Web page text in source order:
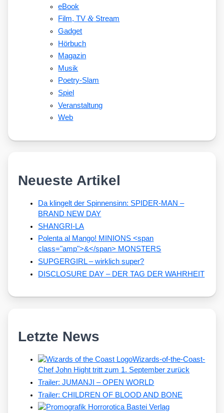
eBook
Film, TV&Stream
Gadget
Hörbuch
Magazin
Musik
Poetry-Slam
Spiel
Veranstaltung
Web
Neueste Artikel
Da klingelt der Spinnensinn: SPIDER-MAN –
BRAND NEW DAY
SHANGRI-LA
Polenta al Mango! MINIONS <span
class="amp">&</span> MONSTERS
SUPGERGIRL – wirklich super?
DISCLOSURE DAY – DER TAG DER WAHRHEIT
Letzte News
Wizards-of-the-Coast-
Chef John Hight tritt zum 1. September zurück
Trailer: JUMANJI – OPEN WORLD
Trailer: CHILDREN OF BLOOD AND BONE